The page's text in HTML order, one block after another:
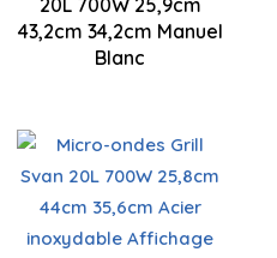
339 mm
20L 700W 25,9cm
43,2cm 34,2cm Manuel
Blanc
Capacité
de 20 litres
Contrôle
manuel
Puissance